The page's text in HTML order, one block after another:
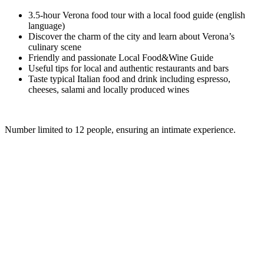
3.5-hour Verona food tour with a local food guide (english
language)
Discover the charm of the city and learn about Verona’s
culinary scene
Friendly and passionate Local Food&Wine Guide
Useful tips for local and authentic restaurants and bars
Taste typical Italian food and drink including espresso,
cheeses, salami and locally produced wines
Number limited to 12 people, ensuring an intimate experience.